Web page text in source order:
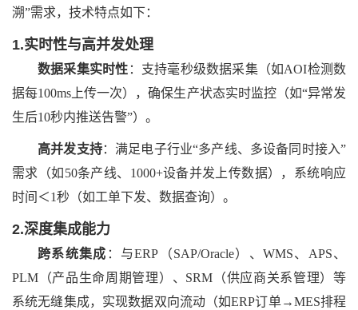
溯”需求，技术特点如下：
1.实时性与高并发处理
数据采集实时性 ：支持毫秒级数据采集（如AOI检测数
据每100ms上传一次），确保生产状态实时监控（如“异常发
生后10秒内推送告警”）。
高并发支持：满足电子行业“多产线、多设备同时接入”
需求（如50条产线、1000+设备并发上传数据），系统响应
时间＜1秒（如工单下发、数据查询）。
2.深度集成能力
跨系统集成 ：与ERP（SAP/Oracle）、WMS、APS、
PLM（产品生命周期管理）、SRM（供应商关系管理）等
系统无缝集成，实现数据双向流动（如ERP订单→MES排程